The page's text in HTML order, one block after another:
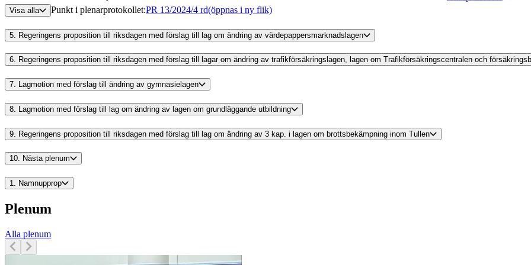
Visa alla Punkt i plenarprotokollet:PR 13/2024/4 rd(öppnas i ny flik)
5. Regeringens proposition till riksdagen med förslag till lag om ändring av värdepappersmarknadslagen
6. Regeringens proposition till riksdagen med förslag till lagar om ändring av trafikförsäkringslagen, lagen om Trafikförsäkringscentralen och
7. Lagmotion med förslag till ändring av gymnasielagen
8. Lagmotion med förslag till lag om ändring av lagen om grundläggande utbildning
9. Regeringens proposition till riksdagen med förslag till lag om ändring av 3 kap. i lagen om brottsbekämpning inom Tullen
10. Nästa plenum
1. Namnupprop
Plenum
Alla plenum